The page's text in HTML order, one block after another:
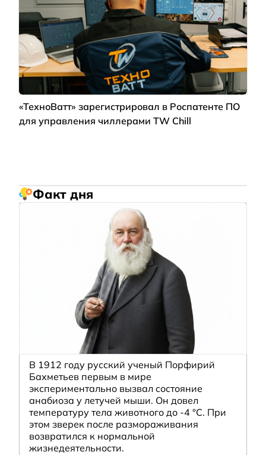
«ТехноВатт» зарегистрировал в Роспатенте ПО
для управления чиллерами TW Chill
Факт дня
В 1912 году русский ученый Порфирий
Бахметьев первым в мире
экспериментально вызвал состояние
анабиоза у летучей мыши. Он довел
температуру тела животного до -4 °C. При
этом зверек после размораживания
возвратился к нормальной
жизнедеятельности.